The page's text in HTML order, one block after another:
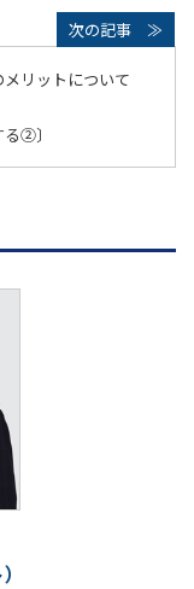
リットについて
②〕